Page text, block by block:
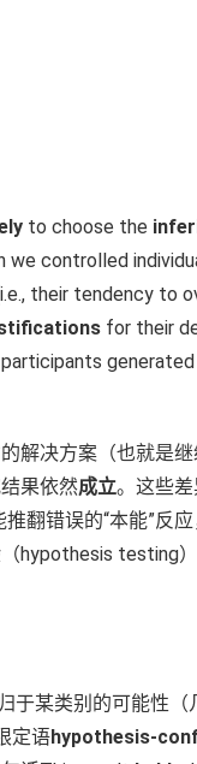
to choose the
we controlled
their tendency to
for their
解决方案（也就是
果依然成立。这些差
翻错误的“本能”反
hypothesis testing
某类别的可能性（
定语hypothesis-